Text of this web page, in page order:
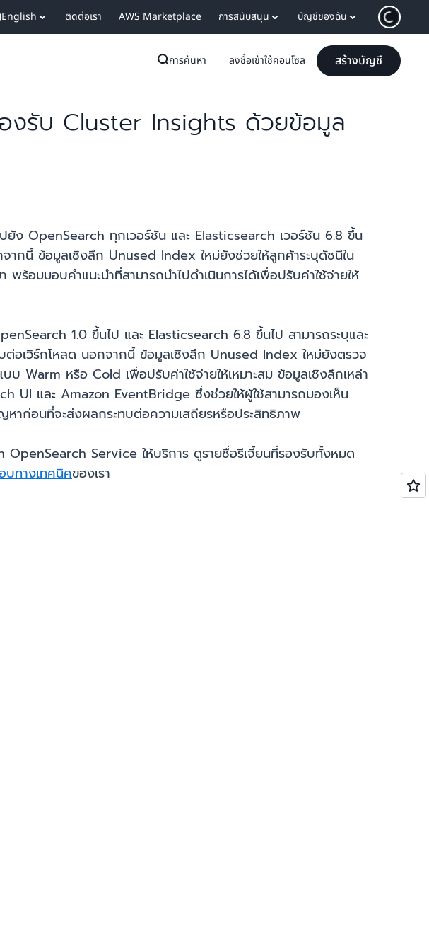
English ติดต่อเรา AWS Marketplace การสนับสนุน บัญชีของฉัน
การค้นหา ลงชื่อเข้าใช้คอนโซล สร้างบัญชี
งรับ Cluster Insights ด้วยข้อมูล
ง OpenSearch ทุกเวอร์ชัน และ Elasticsearch เวอร์ชัน 6.8 ขึ้น
ากนี้ ข้อมูลเชิงลึก Unused Index ใหม่ยังช่วยให้ลูกค้าระบุดัชนีใน
มมอบคำแนะนำที่สามารถนำไปดำเนินการได้เพื่อปรับค่าใช้จ่ายให้
1.0 ขึ้นไป และ Elasticsearch 6.8 ขึ้นไป สามารถระบุและ
ต่อเวิร์กโหลด นอกจากนี้ ข้อมูลเชิงลึก Unused Index ใหม่ยังตรวจ
Warm หรือ Cold เพื่อปรับค่าใช้จ่ายให้เหมาะสม ข้อมูลเชิงลึกเหล่า
UI และ Amazon EventBridge ซึ่งช่วยให้ผู้ใช้สามารถมองเห็น
หาก่อนที่จะส่งผลกระทบต่อความเสถียรหรือประสิทธิภาพ
OpenSearch Service ให้บริการ ดูรายชื่อรีเจี้ยนที่รองรับทั้งหมด
บทางเทคนิคของเรา